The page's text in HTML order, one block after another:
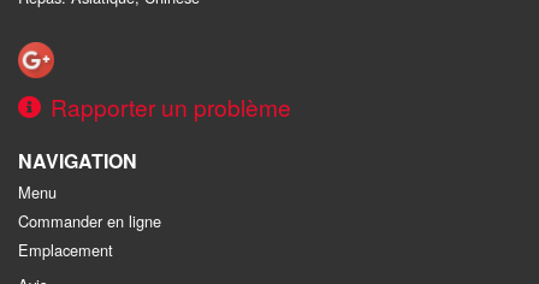
Rapporter un problème
NAVIGATION
Menu
Commander en ligne
Emplacement